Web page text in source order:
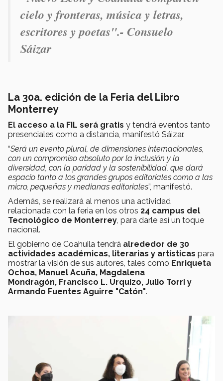
cielo y fronteras, música y letras,
escritores y poetas".- Consuelo
Sáizar
La 30a. edición de la Feria del Libro
Monterrey
El acceso a la FIL será gratis y tendrá eventos tanto
presenciales como a distancia, manifestó Sáizar.
“Será un evento plural, de dimensiones internacionales,
con un compromiso absoluto por la inclusión y la
diversidad, con la paridad y la sostenibilidad, que dará
espacio tanto a los grandes grupos editoriales como a las
micro, pequeñas y medianas editoriales”, manifestó.
Además, se realizará al menos una actividad
relacionada con la feria en los otros 24 campus del
Tecnológico de Monterrey, para darle así un toque
nacional.
El gobierno de Coahuila tendrá alrededor de 30
actividades académicas, literarias y artísticas para
mostrar la visión de sus autores, tales como Enriqueta
Ochoa, Manuel Acuña, Magdalena
Mondragón, Francisco L. Urquizo, Julio Torri y
Armando Fuentes Aguirre "Catón".